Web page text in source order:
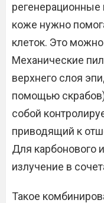
коже нужно
клеток. Это
Механические
верхнего слоя
помощью
собой
приводящий к
Для карбонового
излучение в
Такое